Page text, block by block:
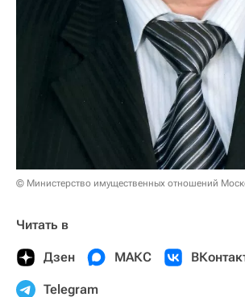
© Министерство имущественных отношений
Читать в
Дзен МАКС
Telegram